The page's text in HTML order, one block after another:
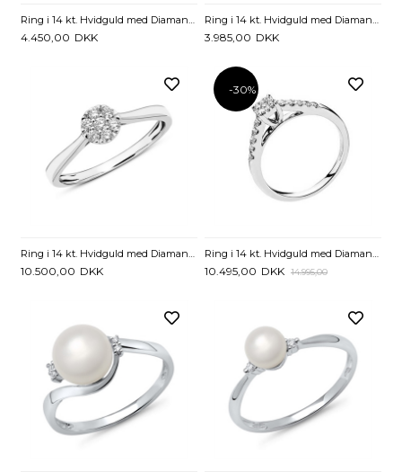
4.450,00 DKK 3.985,00 DKK
10.500,00 DKK
-30%
10.495,00 DKK 14.995,00